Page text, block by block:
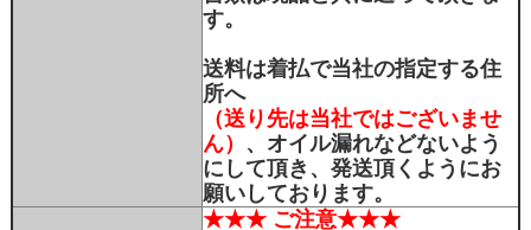
す。
送料は着払で当社の指定する住
所へ
（送り先は当社ではございませ
ん）
、オイル漏れなどないよう
にして頂き、発送頂くようにお
願いしております。
★★★ ご注意★★★